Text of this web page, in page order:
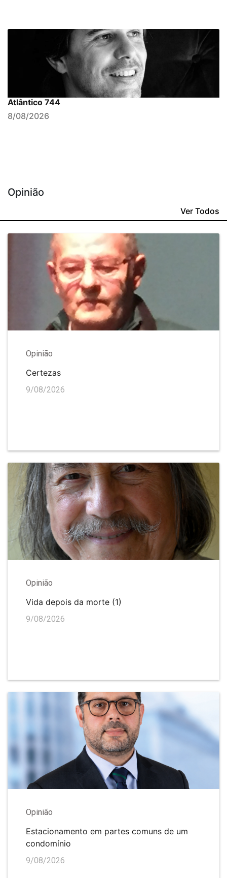
Atlântico 744
8/08/2026
Opinião
Ver Todos
Opinião
Certezas
9/08/2026
Opinião
Vida depois da morte (1)
9/08/2026
Opinião
Estacionamento em partes comuns de um
condomínio
9/08/2026